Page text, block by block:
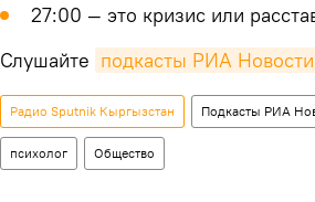
27:00 — это кризис или
Слушайте подкасты РИА Новости
Радио Sputnik Кыргызстан Подкасты РИА
психолог Общество